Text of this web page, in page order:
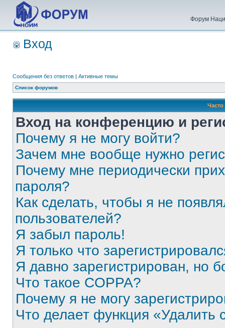
Форум
Вход
Сообщения без ответов | Активные темы
Список форумов
Вход на конференцию и
Почему я не могу войти?
Зачем мне вообще нужно
Почему мне периодически
пароля?
Как сделать, чтобы я не
пользователей?
Я забыл пароль!
Я только что
Я давно зарегистрирован, но
Что такое COPPA?
Почему я не могу
Что делает функция «Удалить